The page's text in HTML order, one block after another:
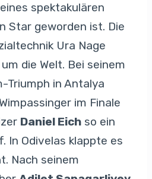
spektakulären
Star geworden ist. Die
Ura Nage
die Welt. Bei seinem
Triumph in Antalya
im Finale
Daniel Eich so ein
In Odivelas klappte es
Nach seinem